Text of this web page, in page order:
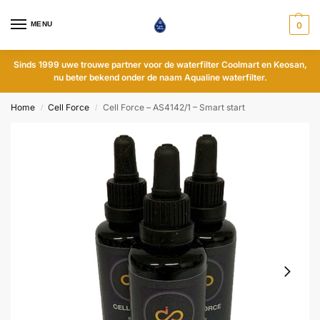
MENU 0
Sinds 1999 uwe trouwe partner voor de waterfilter Coolmart en Keosan,
nu beter bekend onder de naam Aqualine waterfilter.
Home / Cell Force / Cell Force – AS4142/1 – Smart start